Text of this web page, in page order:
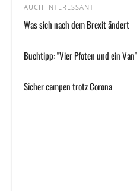
AUCH INTERESSANT
Was sich nach dem Brexit ändert
Buchtipp: "Vier Pfoten und ein Van"
Sicher campen trotz Corona